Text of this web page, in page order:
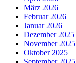
März 2026
Februar 2026
Januar 2026
Dezember 2025
November 2025
Oktober 2025